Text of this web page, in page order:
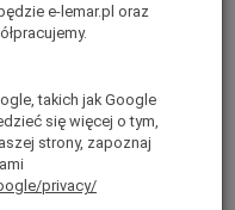
unikalnych cech.
platformowa wyposażona
do pracy przy
nieprzewodzący).
ok. 48 x 45 [cm]
zwiększają
e-lemar.pl oraz
takich jak Google
się więcej o tym,
strony, zapoznaj
privacy/